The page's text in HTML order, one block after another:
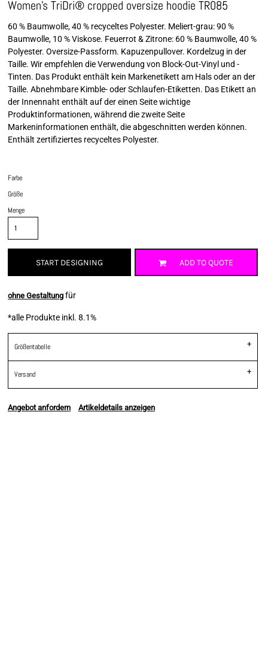
Women's TriDri® cropped oversize hoodie TR085
60 % Baumwolle, 40 % recyceltes Polyester. Meliert-grau: 90 %
Baumwolle, 10 % Viskose. Feuerrot & Zitrone: 60 % Baumwolle, 40 %
Polyester. Oversize-Passform. Kapuzenpullover. Kordelzug in der
Taille. Wir empfehlen die Verwendung von Block-Out-Vinyl und -
Tinten. Das Produkt enthält kein Markenetikett am Hals oder an der
Taille. Abnehmbare Kimble- oder Schlaufen-Etiketten. Das Etikett an
der Innennaht enthält auf der einen Seite wichtige
Produktinformationen, während die zweite Seite
Markeninformationen enthält, die abgeschnitten werden können.
Enthält zertifiziertes recyceltes Polyester.
Farbe
Größe
Menge
START DESIGNING ADD TO QUOTE
ohne Gestaltung für
*alle Produkte inkl. 8.1%
Größentabelle
Versand
Angebot anfordern Artikeldetails anzeigen